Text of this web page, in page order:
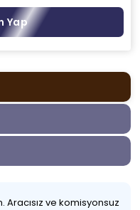
Yap
Aracısız ve komisyonsuz